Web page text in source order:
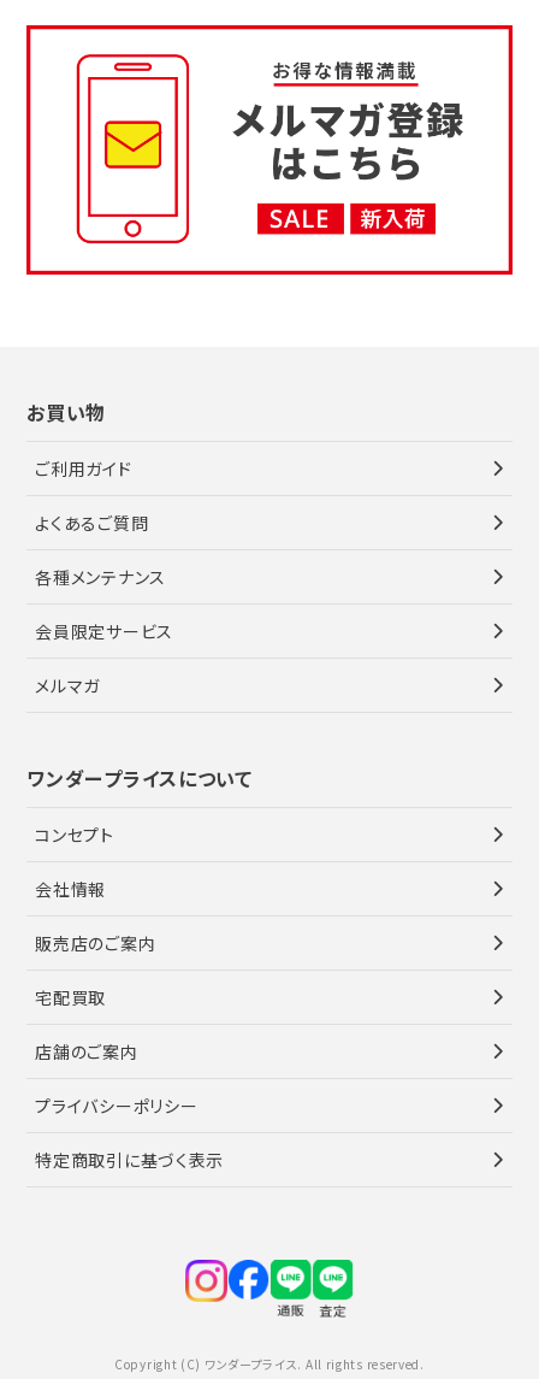
お買い物
ご利用ガイド
よくあるご質問
各種メンテナンス
会員限定サービス
メルマガ
ワンダープライスについて
コンセプト
会社情報
販売店のご案内
宅配買取
店舗のご案内
プライバシーポリシー
特定商取引に基づく表示
Copyright (C) ワンダープライス. All rights reserved.